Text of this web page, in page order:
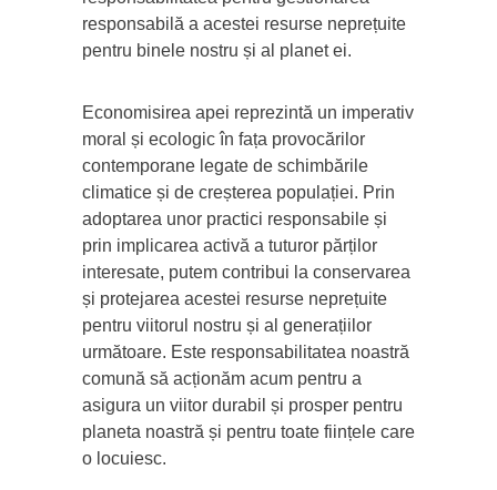
responsabilă a acestei resurse neprețuite
pentru binele nostru și al planet ei.
Economisirea apei reprezintă un imperativ
moral și ecologic în fața provocărilor
contemporane legate de schimbările
climatice și de creșterea populației. Prin
adoptarea unor practici responsabile și
prin implicarea activă a tuturor părților
interesate, putem contribui la conservarea
și protejarea acestei resurse neprețuite
pentru viitorul nostru și al generațiilor
următoare. Este responsabilitatea noastră
comună să acționăm acum pentru a
asigura un viitor durabil și prosper pentru
planeta noastră și pentru toate ființele care
o locuiesc.